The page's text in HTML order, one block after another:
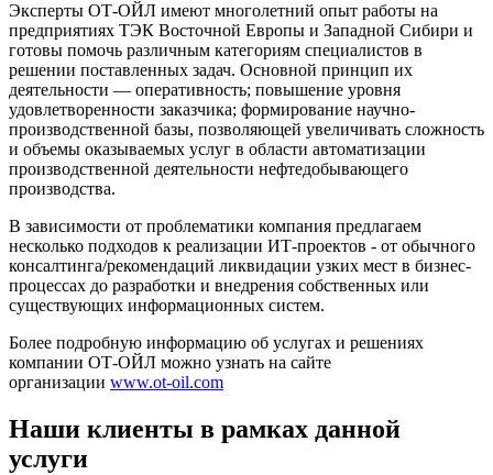
Эксперты ОТ-ОЙЛ имеют многолетний опыт работы на
предприятиях ТЭК Восточной Европы и Западной Сибири и
готовы помочь различным категориям специалистов в
решении поставленных задач. Основной принцип их
деятельности — оперативность; повышение уровня
удовлетворенности заказчика; формирование научно-
производственной базы, позволяющей увеличивать сложность
и объемы оказываемых услуг в области автоматизации
производственной деятельности нефтедобывающего
производства.
В зависимости от проблематики компания предлагаем
несколько подходов к реализации ИТ-проектов - от обычного
консалтинга/рекомендаций ликвидации узких мест в бизнес-
процессах до разработки и внедрения собственных или
существующих информационных систем.
Более подробную информацию об услугах и решениях
компании ОТ-ОЙЛ можно узнать на сайте
организации www.ot-oil.com
Наши клиенты в рамках данной
услуги